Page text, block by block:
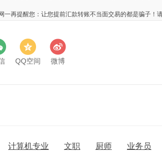
一再提醒您：让您提前汇款转账不当面交易的都是骗子！
QQ空间 微博
计算机专业 文职 厨师 业务员